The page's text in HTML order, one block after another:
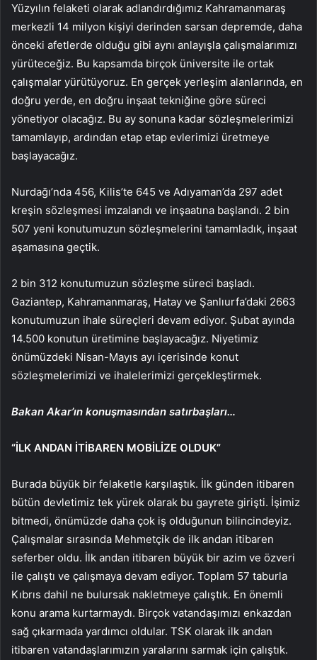
Yüzyılın felaketi olarak adlandırdığımız Kahramanmaraş
merkezli 14 milyon kişiyi derinden sarsan depremde, daha
önceki afetlerde olduğu gibi aynı anlayışla çalışmalarımızı
yürüteceğiz. Bu kapsamda birçok üniversite ile ortak
çalışmalar yürütüyoruz. En gerçek yerleşim alanlarında, en
doğru yerde, en doğru inşaat tekniğine göre süreci
yönetiyor olacağız. Bu ay sonuna kadar sözleşmelerimizi
tamamlayıp, ardından etap etap evlerimizi üretmeye
başlayacağız.
Nurdağı’nda 456, Kilis’te 645 ve Adıyaman’da 297 adet
kreşin sözleşmesi imzalandı ve inşaatına başlandı. 2 bin
507 yeni konutumuzun sözleşmelerini tamamladık, inşaat
aşamasına geçtik.
2 bin 312 konutumuzun sözleşme süreci başladı.
Gaziantep, Kahramanmaraş, Hatay ve Şanlıurfa’daki 2663
konutumuzun ihale süreçleri devam ediyor. Şubat ayında
14.500 konutun üretimine başlayacağız. Niyetimiz
önümüzdeki Nisan-Mayıs ayı içerisinde konut
sözleşmelerimizi ve ihalelerimizi gerçekleştirmek.
Bakan Akar’ın konuşmasından satırbaşları…
“İLK ANDAN İTİBAREN MOBİLİZE OLDUK”
Burada büyük bir felaketle karşılaştık. İlk günden itibaren
bütün devletimiz tek yürek olarak bu gayrete girişti. İşimiz
bitmedi, önümüzde daha çok iş olduğunun bilincindeyiz.
Çalışmalar sırasında Mehmetçik de ilk andan itibaren
seferber oldu. İlk andan itibaren büyük bir azim ve özveri
ile çalıştı ve çalışmaya devam ediyor. Toplam 57 taburla
Kıbrıs dahil ne bulursak nakletmeye çalıştık. En önemli
konu arama kurtarmaydı. Birçok vatandaşımızı enkazdan
sağ çıkarmada yardımcı oldular. TSK olarak ilk andan
itibaren vatandaşlarımızın yaralarını sarmak için çalıştık.